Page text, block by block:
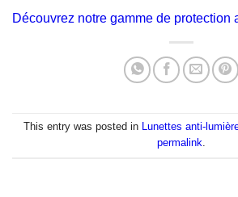
Découvrez notre gamme de protection
This entry was posted in Lunettes anti-
permalink.